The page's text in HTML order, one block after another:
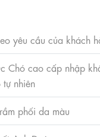
yêu cầu của khách
Chó cao cấp nhập
nhiên
phối da màu